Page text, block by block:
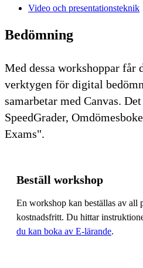
Video och presentationsteknik
Bedömning
Med dessa workshoppar får
verktygen för digital
samarbetar med Canvas.
SpeedGrader,
Exams".
Beställ workshop
En workshop kan beställas av all
kostnadsfritt. Du hittar
du kan boka av E-lärande.